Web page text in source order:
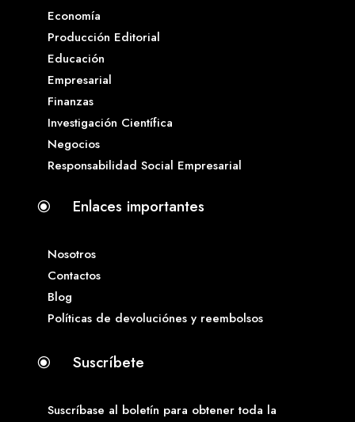
Economía
Producción Editorial
Educación
Empresarial
Finanzas
Investigación Científica
Negocios
Responsabilidad Social Empresarial
\ Enlaces importantes
Nosotros
Contactos
Blog
Políticas de devoluciónes y reembolsos
\ Suscríbete
Suscríbase al boletín para obtener toda la